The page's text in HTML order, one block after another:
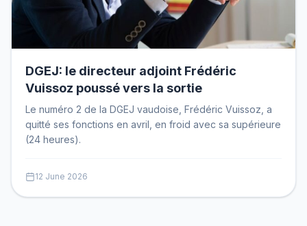
DGEJ: le directeur adjoint Frédéric
Vuissoz poussé vers la sortie
Le numéro 2 de la DGEJ vaudoise, Frédéric Vuissoz, a
quitté ses fonctions en avril, en froid avec sa supérieure
(24 heures).
12 June 2026